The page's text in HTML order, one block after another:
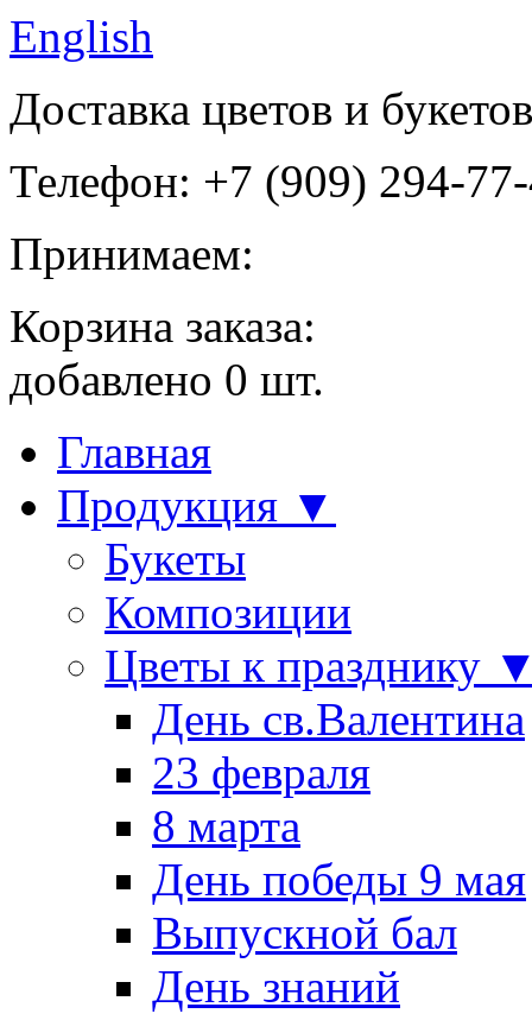
English
Доставка цветов и
Телефон: +7 (909) 294-
Принимаем:
Корзина заказа:
добавлено 0 шт.
Главная
Продукция ▼
Букеты
Композиции
Цветы к празднику
День св.Валентина
23 февраля
8 марта
День победы 9 мая
Выпускной бал
День знаний